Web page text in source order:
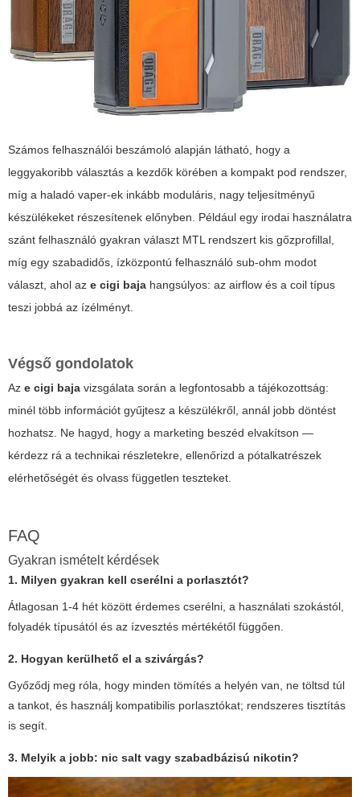
Számos felhasználói beszámoló alapján látható, hogy a
leggyakoribb választás a kezdők körében a kompakt pod rendszer,
míg a haladó vaper-ek inkább moduláris, nagy teljesítményű
készülékeket részesítenek előnyben. Például egy irodai használatra
szánt felhasználó gyakran választ MTL rendszert kis gőzprofillal,
míg egy szabadidős, ízközpontú felhasználó sub-ohm modot
választ, ahol az e cigi baja hangsúlyos: az airflow és a coil típus
teszi jobbá az ízélményt.
Végső gondolatok
Az e cigi baja vizsgálata során a legfontosabb a tájékozottság:
minél több információt gyűjtesz a készülékről, annál jobb döntést
hozhatsz. Ne hagyd, hogy a marketing beszéd elvakítson —
kérdezz rá a technikai részletekre, ellenőrizd a pótalkatrészek
elérhetőségét és olvass független teszteket.
FAQ
Gyakran ismételt kérdések
1. Milyen gyakran kell cserélni a porlasztót?
Átlagosan 1-4 hét között érdemes cserélni, a használati szokástól,
folyadék típusától és az ízvesztés mértékétől függően.
2. Hogyan kerülhető el a szivárgás?
Győződj meg róla, hogy minden tömítés a helyén van, ne töltsd túl
a tankot, és használj kompatibilis porlasztókat; rendszeres tisztítás
is segít.
3. Melyik a jobb: nic salt vagy szabadbázisú nikotin?